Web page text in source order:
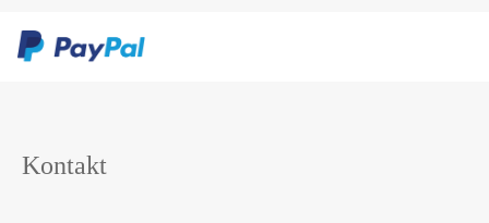
Kontakt